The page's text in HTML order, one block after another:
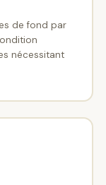
de fond par
nécessitant